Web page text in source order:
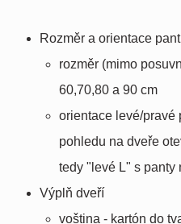
Rozměr a orientace
rozměr (mimo
60,70,80 a 90 cm
orientace levé/pravé
pohledu na dveře
tedy "levé L" s panty
Výplň dveří
voština - kartón do